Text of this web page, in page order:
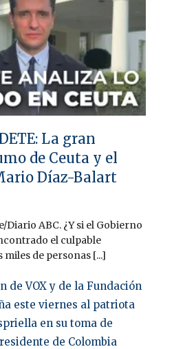
La gran
de Ceuta y el
Díaz-Balart
Diario ABC. ¿Y si el Gobierno
el culpable
de personas [...]
de VOX y de la Fundación
este viernes al patriota
en su toma de
de Colombia